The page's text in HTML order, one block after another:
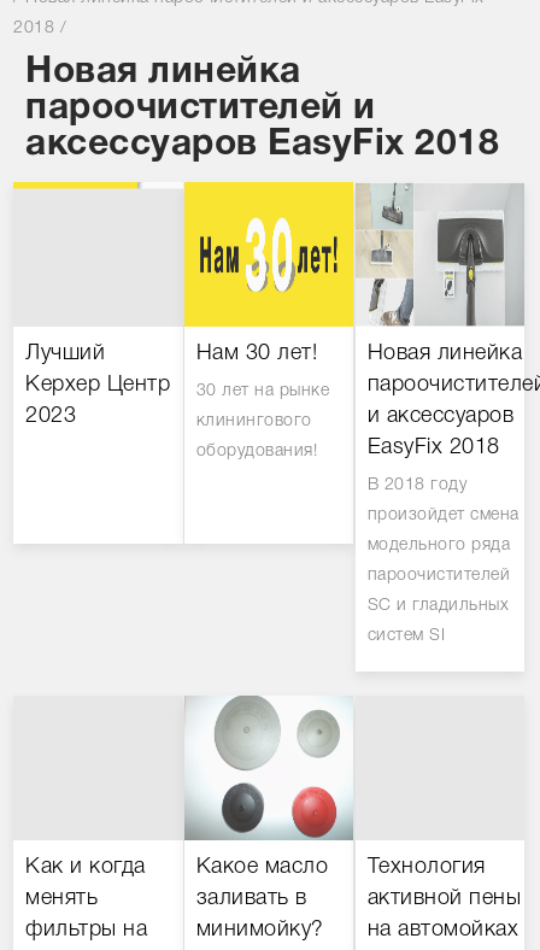
2018 /
Новая линейка
пароочистителей и
аксессуаров EasyFix 2018
Лучший
Керхер Центр
2023
Нам 30 лет!
30 лет на рынке
клинингового
оборудования!
Новая линейка
и аксессуаров
EasyFix 2018
В 2018 году
произойдет смена
модельного ряда
пароочистителей
SC и гладильных
систем SI
Как и когда
менять
фильтры на
Какое масло
заливать в
минимойку?
Технология
активной пены
на автомойках